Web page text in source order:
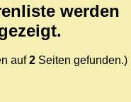
werden
auf2 Seiten gefunden.)